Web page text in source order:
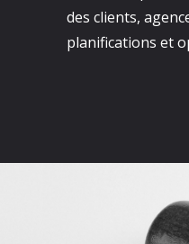
des clients,
planifications et